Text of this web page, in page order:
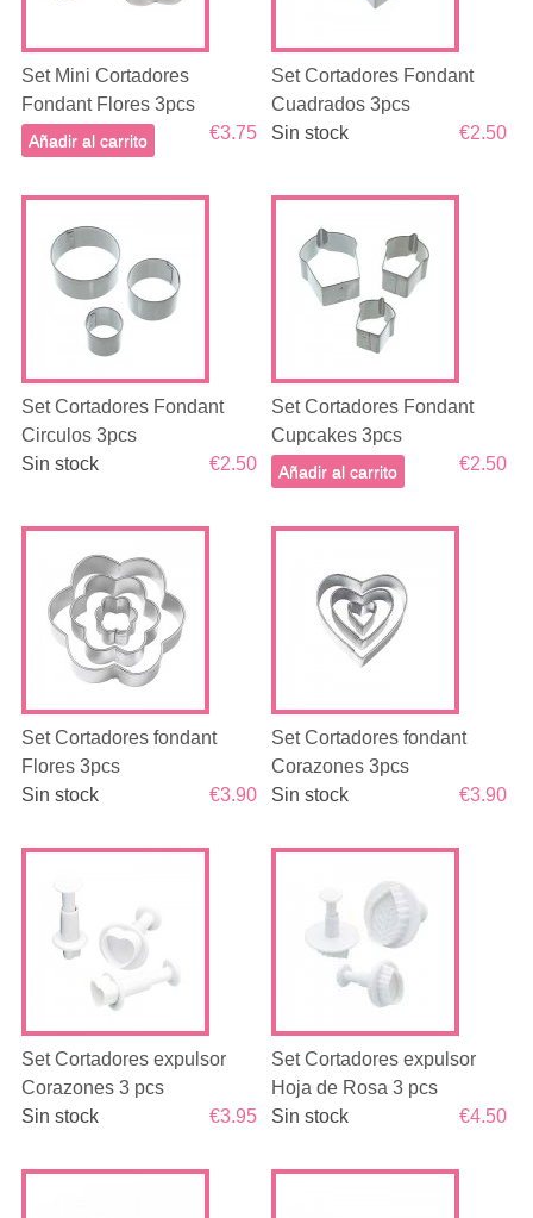
Set Mini Cortadores
Fondant Flores 3pcs
€3.75
Añadir al carrito
Set Cortadores Fondant
Cuadrados 3pcs
€2.50
Sin stock
Set Cortadores Fondant
Circulos 3pcs
€2.50
Sin stock
Set Cortadores Fondant
Cupcakes 3pcs
€2.50
Añadir al carrito
Set Cortadores fondant
Flores 3pcs
€3.90
Sin stock
Set Cortadores fondant
Corazones 3pcs
€3.90
Sin stock
Set Cortadores expulsor
Corazones 3 pcs
€3.95
Sin stock
Set Cortadores expulsor
Hoja de Rosa 3 pcs
€4.50
Sin stock